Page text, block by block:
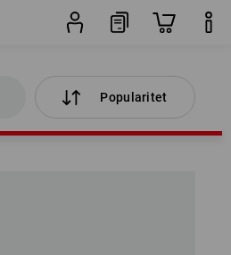
Popularitet
Popularitet